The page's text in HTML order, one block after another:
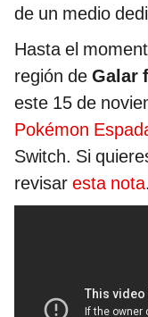
de un medio
Hasta el
región de Galar
este 15 de
Pokémon
Switch. Si
revisar esta nota.